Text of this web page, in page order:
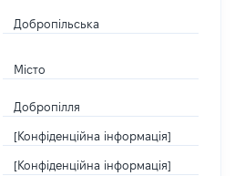
Добропільська
Місто
Добропілля
[Конфіденційна інформація]
[Конфіденційна інформація]